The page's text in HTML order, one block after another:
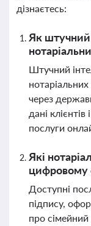
дізнаєтесь:
Як штучний
Штучний
через
дані
послуги
Які
цифровому
Доступні
підпису,
про сімейний